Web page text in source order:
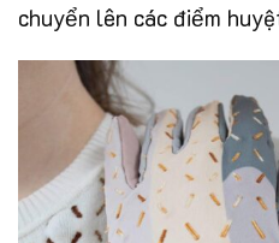
chuyển lên các điểm